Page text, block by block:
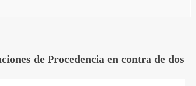
de Procedencia en contra de dos